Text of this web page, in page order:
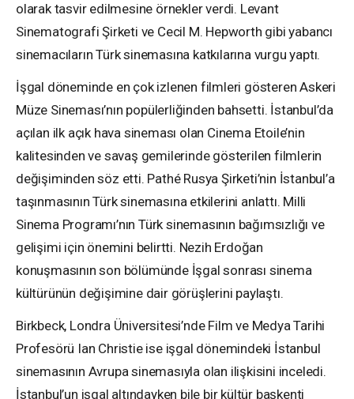
olarak tasvir edilmesine örnekler verdi. Levant
Sinematografi Şirketi ve Cecil M. Hepworth gibi yabancı
sinemacıların Türk sinemasına katkılarına vurgu yaptı.
İşgal döneminde en çok izlenen filmleri gösteren Askeri
Müze Sineması’nın popülerliğinden bahsetti. İstanbul’da
açılan ilk açık hava sineması olan Cinema Etoile’nin
kalitesinden ve savaş gemilerinde gösterilen filmlerin
değişiminden söz etti. Pathé Rusya Şirketi’nin İstanbul’a
taşınmasının Türk sinemasına etkilerini anlattı. Milli
Sinema Programı’nın Türk sinemasının bağımsızlığı ve
gelişimi için önemini belirtti. Nezih Erdoğan
konuşmasının son bölümünde İşgal sonrası sinema
kültürünün değişimine dair görüşlerini paylaştı.
Birkbeck, Londra Üniversitesi’nde Film ve Medya Tarihi
Profesörü Ian Christie ise işgal dönemindeki İstanbul
sinemasının Avrupa sinemasıyla olan ilişkisini inceledi.
İstanbul’un işgal altındayken bile bir kültür başkenti